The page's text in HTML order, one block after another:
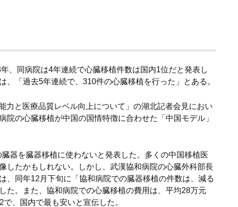
、同病院は4年連続で心臓移植件数は国内1位だと発表し
、「過去5年連続で、310件の心臓移植を行った」とある。
力と医療品質レベル向上について」の湖北記者会見におい
院の心臓移植が中国の国情特徴に合わせた「中国モデル」
器を臓器移植に使わないと発表した。多くの中国移植医
したかもしれない。しかし、武漢協和病院の心臓外科部長
、同年12月下旬に「協和病院での臓器移植の件数は、減る
た。また、協和病院での心臓移植の費用は、平均28万元
、国内で最も安いと宣伝した。